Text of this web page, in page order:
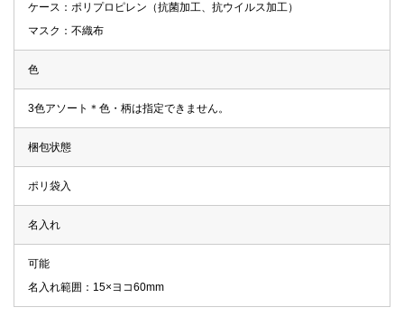
ケース：ポリプロピレン（抗菌加工、抗ウイルス加工）
マスク：不織布
色
3色アソート＊色・柄は指定できません。
梱包状態
ポリ袋入
名入れ
可能
名入れ範囲：15×ヨコ60mm